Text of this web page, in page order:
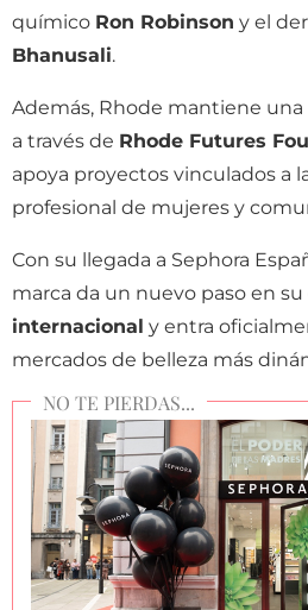
químico Ron Robinson y el
Bhanusali.
Además, Rhode mantiene una
a través de Rhode Futures
apoya proyectos vinculados a
profesional de mujeres y
Con su llegada a Sephora
marca da un nuevo paso en su
internacional y entra
mercados de belleza más